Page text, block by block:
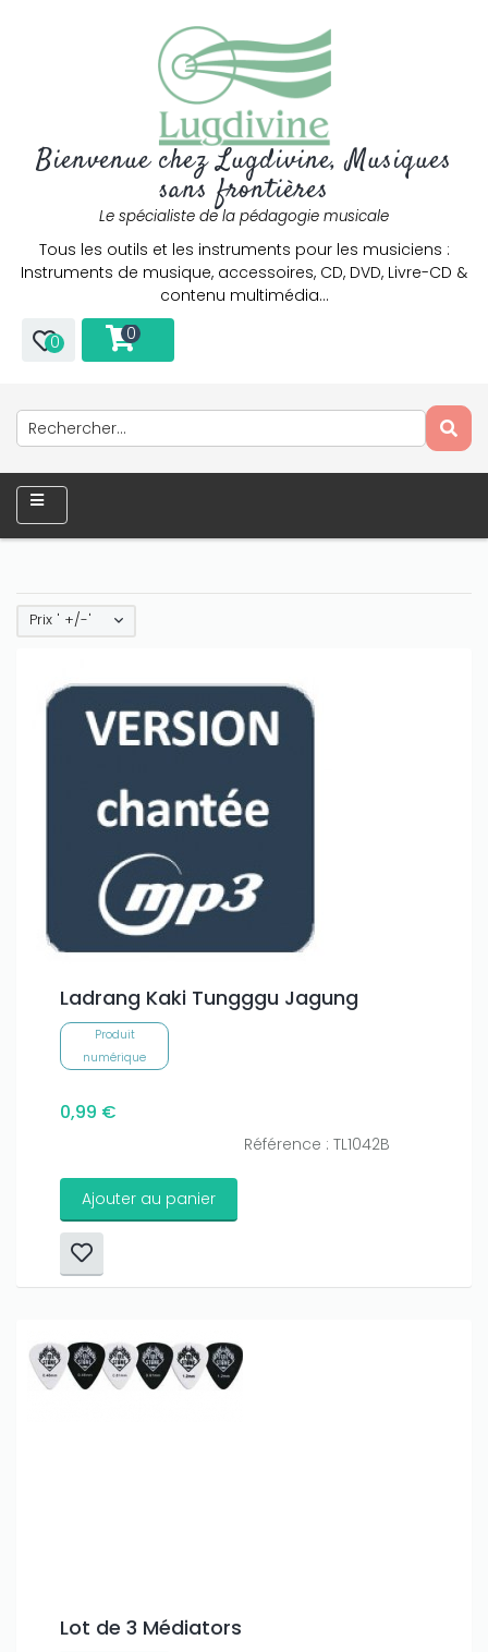
Bienvenue chez Lugdivine, Musiques
sans frontières
Le spécialiste de la pédagogie musicale
Tous les outils et les instruments pour les musiciens :
Instruments de musique, accessoires, CD, DVD, Livre-CD &
contenu multimédia…
0 0
Prix ' +/-'
Ladrang Kaki Tungggu Jagung
Produit
numérique
0,99 €
Référence : TL1042B
Ajouter au panier
Lot de 3 Médiators